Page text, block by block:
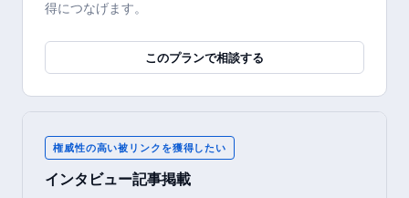
得につなげます。
このプランで相談する
権威性の高い被リンクを獲得したい
インタビュー記事掲載